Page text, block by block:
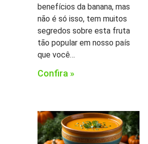
benefícios da banana, mas
não é só isso, tem muitos
segredos sobre esta fruta
tão popular em nosso país
que você…
Confira »